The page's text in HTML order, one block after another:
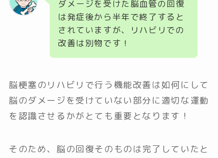
ダメージを受けた脳血管の回復
は発症後から半年で終了すると
されていますが、リハビリでの
改善は別物です！
脳梗塞のリハビリで行う機能改善は如何にして
脳のダメージを受けていない部分に適切な運動
を認識させるかがとても重要となります！
そのため、脳の回復そのものは完了していたと